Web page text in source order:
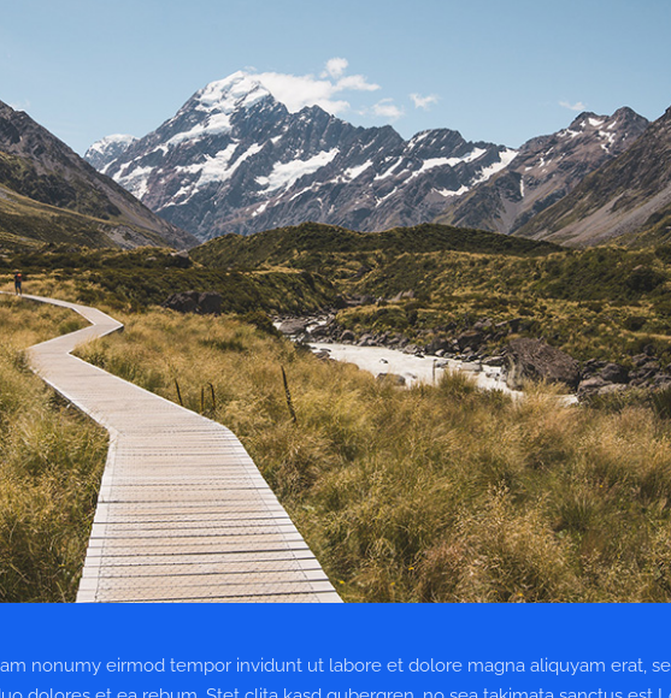
nonumy eirmod tempor invidunt ut labore et dolore magna aliquyam erat,